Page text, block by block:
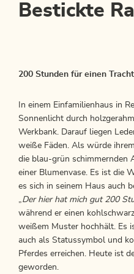
Bestickte
200 Stunden für einen
In einem Einfamilienhaus in
Sonnenlicht durch
Werkbank. Darauf liegen
weiße Fäden. Als würde
die blau-grün schimmernden
einer Blumenvase. Es ist die
es sich in seinem Haus auch
„Der hier hat mich gut 200
während er einen
weißem Muster hochhält. Es
auch als Statussymbol und
Pferdes erreichen. Heute ist
geworden.